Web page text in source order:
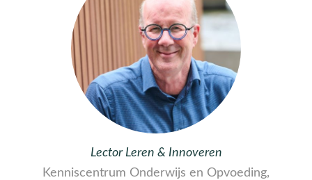
Lector Leren & Innoveren
Kenniscentrum Onderwijs en Opvoeding,